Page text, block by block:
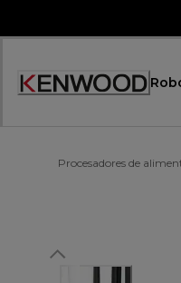
Accessibility
Procesadores de